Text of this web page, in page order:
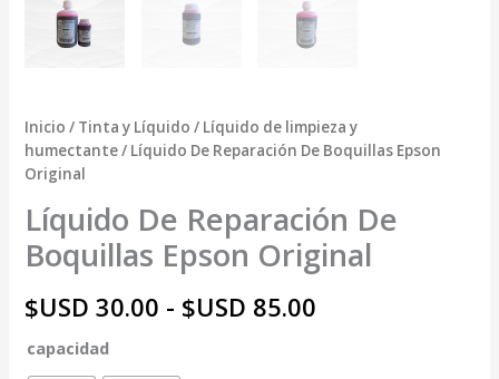
Inicio / Tinta y Líquido / Líquido de limpieza y
humectante/ Líquido De Reparación De Boquillas Epson
Original
Líquido De Reparación De
Boquillas Epson Original
$USD 30.00 - $USD 85.00
capacidad